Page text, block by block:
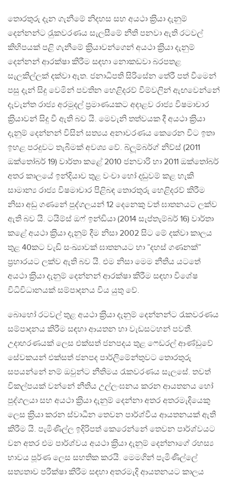
තොරතුරු දැන ගැනීමේ නිදහස සහ අයථා ක‍්‍රියා දැනුම්
දෙන්නන්ට රැුකවරණය සැලසීමේ නීති පනවා ඇති රටවල්
කිහිපයක් පළි ගැනීමේ ක‍්‍රියාවන්ගෙන් අයථා ක‍්‍රියා දැනුම්
දෙන්නන් ආරක්ෂා කිරීම සඳහා නොකඩවා බරපතළ
සැලකිල්ලක් දක්වා ඇත. ජනාධිපති සිරිසේන තේරී පත් වීමෙන්
පසු දැන් සිදු වෙමින් පවතින හෙළිදරව් වීම්වලින් ඇඟවෙන්නේ
දැවැන්ත රාජ්‍ය අරමුදල් ප‍්‍රමාණයකට අදාළව රාජ්‍ය විෂමාචාර
ක‍්‍රියාවන් සිදු වී ඇති බව යි. මෙවැනි තත්වයක දී අයථා ක‍්‍රියා
දැනුම් දෙන්නන් විසින් සත්‍යය අනාවරණය කෙරෙන විට ඉතා
ඉහළ පරදුවට තැබීමක් අවශ්‍ය වේ. බ්ලූම්බර්ග් නිව්ස් (2011
ඔක්තෝබර් 19) වාර්තා කළේ 2010 ජනවාරි හා 2011 ඔක්තෝබර්
අතර කාලයේ ඉන්දියාව තුළ වංචා හෝ දඬුවම් කළ හැකි
සාමාන්‍ය රාජ්‍ය විෂමාචාර පිළිබඳ තොරතුරු හෙළිදරව් කිරීම
නිසා අඩු ගණනේ පුද්ගලයන් 12 දෙනෙකු වත් ඝාතනයට ලක්ව
ඇති බව යි. ටයිම්ස් ඔෆ් ඉන්ඩියා (2014 සැප්තැම්බර් 16) වාර්තා
කළේ අයථා ක‍්‍රියා දැනුම් දීම නිසා 2002 සිට මේ දක්වා කාලය
තුළ 40කට වැඩි සංඛ්‍යාවක් ඝාතනයට හා ”දහස් ගණනක්”
ප‍්‍රහාරයට ලක්ව ඇති බව යි. එම නිසා මෙම නීතිය යටතේ
අයථා ක‍්‍රියා දැනුම් දෙන්නන් ආරක්ෂා කිරීම සඳහා විශේෂ
විධිවිධානයක් සම්පාදනය විය යුතු වේ.
බොහෝ රටවල් තුළ අයථා ක‍්‍රියා දැනුම් දෙන්නන්ට රැකවරණය
සම්පාදනය කිරීම සඳහා ආයතන හා වැඩසටහන් පවතී.
උදාහරණයක් ලෙස එක්සත් ජනපදය තුළ ෆෙඩරල් ආණ්ඩුවේ
සේවකයන් එක්සත් ජනපද පාර්ලිමේන්තුවට තොරතුරු
සපයන්නේ නම් ඔවුන්ට නීතිමය රැකවරණය සැලසේ. තවත්
විකල්පයක් වන්නේ නීතිය උල්ලංඝනය කරන ආයතනය හෝ
පුද්ගලයා සහ අයථා ක‍්‍රියා දැනුම් දෙන්නා අතර අතරමැදියෙකු
ලෙස ක‍්‍රියා කරන ස්වාධීන තෙවන පාර්ශ්වීය ආයතනයක් ඇති
කිරීම යි. පැමිණිල්ල ඉදිරිපත් කෙරෙන්නේ තෙවන පාර්ශ්වයට
වන අතර එම පාර්ශ්වය අයථා ක‍්‍රියා දැනුම් දෙන්නාගේ රහස්‍ය
භාවය පූර්ණ ලෙස සහතික කරයි. මෙමගින් පැමිණිල්ලේ
සත්‍යතාව පරීක්ෂා කිරීම සඳහා අතරමැදි ආයතනයට කාලය